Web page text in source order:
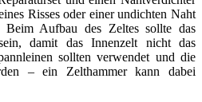
Risses oder einer undichten Naht
Beim Aufbau des Zeltes sollte das
damit das Innenzelt nicht das
sollten verwendet und die
– ein Zelthammer kann dabei